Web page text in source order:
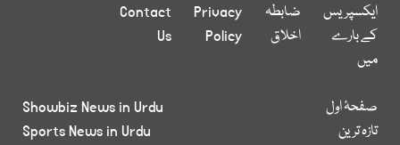
ایکسپریس
کے بارے
میں
ضابطہ
اخلاق
Privacy
Policy
Contact
Us
صفحۂ اول
تازہ ترین
Showbiz News in Urdu
Sports News in Urdu